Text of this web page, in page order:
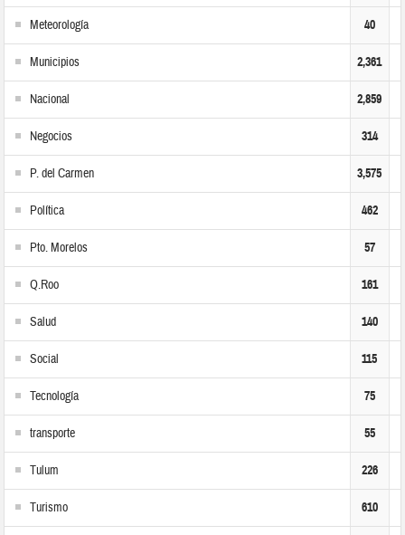
Meteorología 40
Municipios 2,361
Nacional 2,859
Negocios 314
P. del Carmen 3,575
Política 462
Pto. Morelos 57
Q.Roo 161
Salud 140
Social 115
Tecnología 75
transporte 55
Tulum 226
Turismo 610